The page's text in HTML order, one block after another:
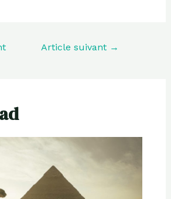
Article suivant →